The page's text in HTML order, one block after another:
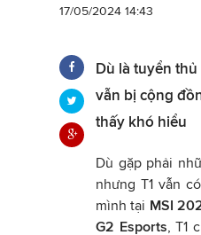
17/05/2024 14:43
Dù là tuyển
vẫn bị cộng
thấy khó hiểu
Dù gặp phải
nhưng T1 vẫn
mình tại MSI
G2 Esports ,